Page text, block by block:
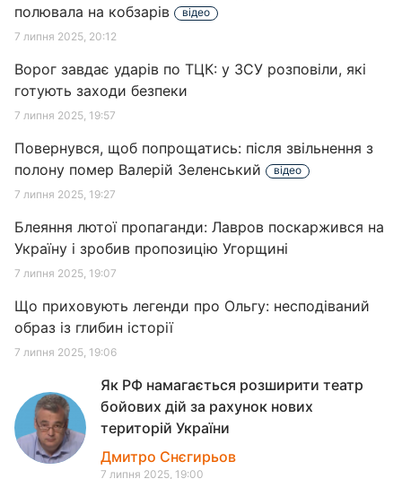
полювала на кобзарів
відео
7 липня 2025, 20:12
Ворог завдає ударів по ТЦК: у ЗСУ розповіли, які
готують заходи безпеки
7 липня 2025, 19:57
Повернувся, щоб попрощатись: після звільнення з
полону помер Валерій Зеленський
відео
7 липня 2025, 19:27
Блеяння лютої пропаганди: Лавров поскаржився на
Україну і зробив пропозицію Угорщині
7 липня 2025, 19:07
Що приховують легенди про Ольгу: несподіваний
образ із глибин історії
7 липня 2025, 19:06
Як РФ намагається розширити театр
бойових дій за рахунок нових
територій України
Дмитро Снєгирьов
7 липня 2025, 19:00